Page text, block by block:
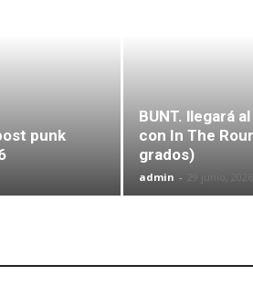
punk
BUNT. llegará
con In The
grados)
admin -